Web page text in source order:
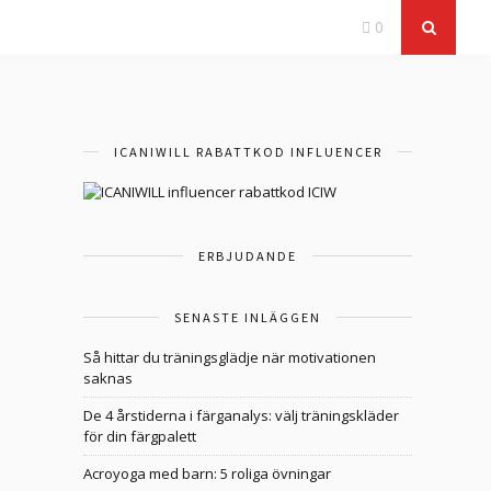
0
ICANIWILL RABATTKOD INFLUENCER
ERBJUDANDE
SENASTE INLÄGGEN
Så hittar du träningsglädje när motivationen
saknas
De 4 årstiderna i färganalys: välj träningskläder
för din färgpalett
Acroyoga med barn: 5 roliga övningar